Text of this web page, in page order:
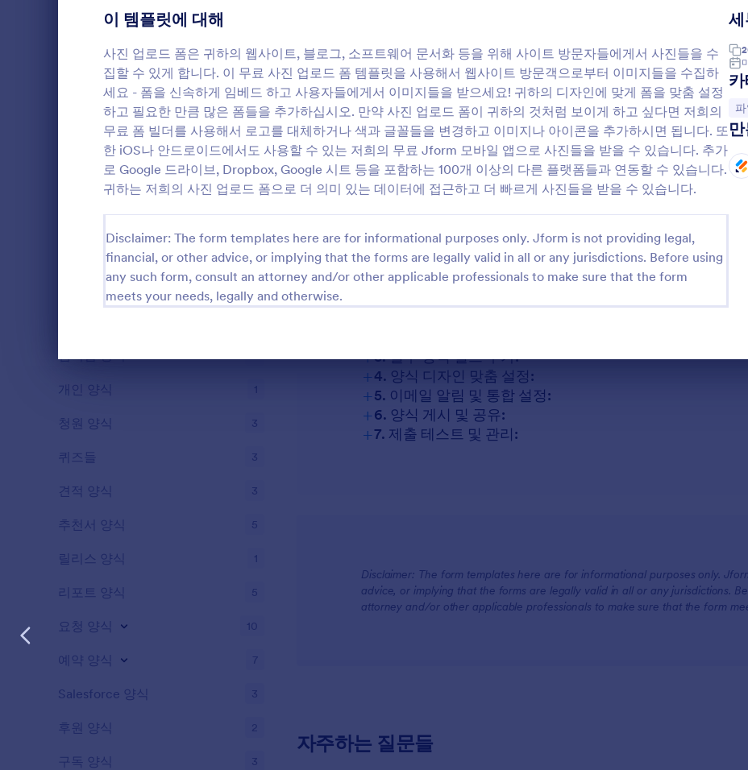
이 템플릿에 대해
사진 업로드 폼은 귀하의 웹사이트, 블로그, 소프트웨어 문서화 등을 위해 사이트 방문자들에게서 사진들을 수
집할 수 있게 합니다. 이 무료 사진 업로드 폼 템플릿을 사용해서 웹사이트 방문객으로부터 이미지들을 수집하
세요 - 폼을 신속하게 임베드 하고 사용자들에게서 이미지들을 받으세요! 귀하의 디자인에 맞게 폼을 맞춤 설정
하고 필요한 만큼 많은 폼들을 추가하십시오. 만약 사진 업로드 폼이 귀하의 것처럼 보이게 하고 싶다면 저희의
무료 폼 빌더를 사용해서 로고를 대체하거나 색과 글꼴들을 변경하고 이미지나 아이콘을 추가하시면 됩니다. 또
한 iOS나 안드로이드에서도 사용할 수 있는 저희의 무료 Jform 모바일 앱으로 사진들을 받을 수 있습니다. 추가
로 Google 드라이브, Dropbox, Google 시트 등을 포함하는 100개 이상의 다른 플랫폼들과 연동할 수 있습니다.
귀하는 저희의 사진 업로드 폼으로 더 의미 있는 데이터에 접근하고 더 빠르게 사진들을 받을 수 있습니다.
Disclaimer: The form templates here are for informational purposes only. Jform is not providing legal,
financial, or other advice, or implying that the forms are legally valid in all or any jurisdictions. Before using
any such form, consult an attorney and/or other applicable professionals to make sure that the form
meets your needs, legally and otherwise.
양식입니다. 이 양식은 이력서를 포함한 구직 지원서, 신분증을 첨부한 행사
보딩 문서 등 다양한 상황에서 사용됩니다. 파일 업로드 양식은 클라이언트,
율적으로 수집해야 하는 기업, 교육기관, 디자인 에이전시, 인사팀, 서비스 제
Jform을 사용하면 사용자 고유의 요구사항에 맞춰 파일 업로드 양식을 쉽게
드래그 앤 드롭 양식 빌더와 다양한 즉시 사용 가능한 템플릿을 통해, 파일 업
형과 용량 제한을 설정하며, 클라우드 저장소 서비스와 통합하여 파일을 효율
Jform 테이블에 자동으로 정리되어 검토, 다운로드, 관리를 간편하게 수행할
산 등 무엇을 수집하든 Jform은 데이터 보안을 유지하면서 효율적인 워크플로
파일 업로드 양식의 활용 사례
파일 업로드 양식은 다양한 산업과 목적에 맞춰 설계되어, 여러 파일 수집 요
+1. Possible Use Cases:
이벤트 등록:
클라이언트 온보딩:
교육 과제:
디자인 요청:
고객지원:
+
+
+4. Differences of Creation Methods:
구직 지원 양식:
과제 제출 양식:
파일 업로드 양식 만드는 방법
Jform으로 파일 업로드 양식을 만드는 과정은 간단하며, 구직 지원, 과제 제
+3. 필수 양식 필드 추가:
채용 지원:
+4. 양식 디자인 맞춤 설정:
+5. 이메일 알림 및 통합 설정:
+6. 양식 게시 및 공유:
+7. 제출 테스트 및 관리:
Disclaimer: The form templates here are for informational purposes only.
advice, or implying that the forms are legally valid in all or any jurisdictions.
attorney and/or other applicable professionals to make sure that the form
자주하는 질문들
가입 양식
4
어워드 양식 2
계산 양식 2
콘텐츠 양식 1
기부 양식 4
고용 양식 4
평가 양식 3
피드백 양식
멤버쉽 양식
개인 양식 1
청원 양식 3
퀴즈들 3
견적 양식 3
추천서 양식 5
릴리스 양식 1
리포트 양식 5
요청 양식 10
예약 양식 7
Salesforce 양식 3
후원 양식 2
구독 양식 3